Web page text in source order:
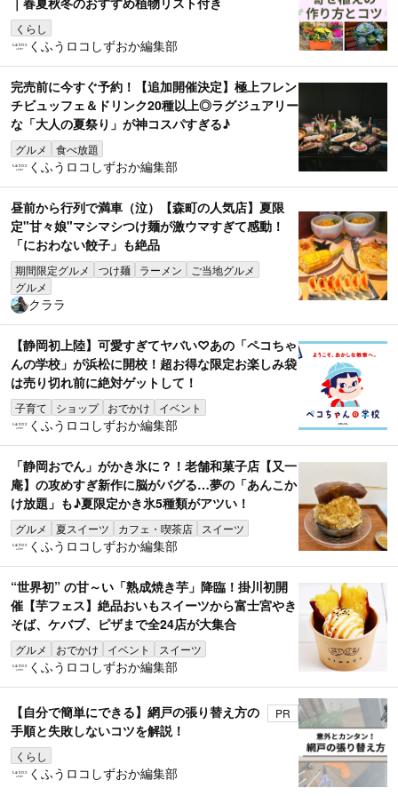
くらし
くふうロコしずおか編集部
完売前に今すぐ予約！【追加開催決定】極上フレン
チビュッフェ＆ドリンク20種以上◎ラグジュアリー
な「大人の夏祭り」が神コスパすぎる♪
グルメ 食べ放題
くふうロコしずおか編集部
昼前から行列で満車（泣）【森町の人気店】夏限
定"甘々娘"マシマシつけ麺が激ウマすぎて感動！
「におわない餃子」も絶品
期間限定グルメ つけ麺 ラーメン
ご当地グルメ
グルメ
クララ
【静岡初上陸】可愛すぎてヤバい♡あの「ペコちゃ
んの学校」が浜松に開校！超お得な限定お楽しみ袋
は売り切れ前に絶対ゲットして！
子育て ショップ おでかけ イベント
くふうロコしずおか編集部
「静岡おでん」がかき氷に？！老舗和菓子店【又一
庵】の攻めすぎ新作に脳がバグる…夢の「あんこか
け放題」も♪夏限定かき氷5種類がアツい！
グルメ 夏スイーツ カフェ・喫茶店 スイーツ
くふうロコしずおか編集部
“世界初” の甘～い「熟成焼き芋」降臨！掛川初開
催【芋フェス】絶品おいもスイーツから富士宮やき
そば、ケバブ、ピザまで全24店が大集合
グルメ おでかけ イベント スイーツ
くふうロコしずおか編集部
【自分で簡単にできる】網戸の張り替え方の
手順と失敗しないコツを解説！
くらし
PR
くふうロコしずおか編集部